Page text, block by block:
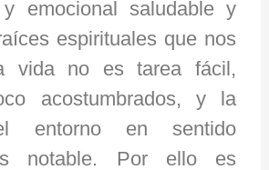
emocional saludable y
espirituales que nos
vida no es tarea fácil,
acostumbrados, y la
entorno en sentido
notable. Por ello es